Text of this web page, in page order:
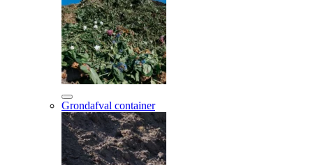
Grondafval container